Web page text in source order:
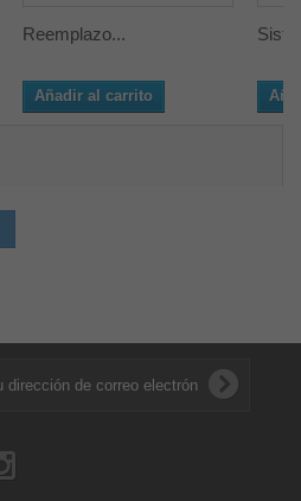
Reemplazo...
Añadir al carrito